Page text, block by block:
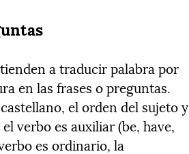
a traducir palabra por
en las frases o preguntas.
el orden del sujeto y
verbo es auxiliar (be, have,
es ordinario, la